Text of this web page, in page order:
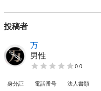
投稿者
万
男性
0.0
身分証 電話番号 法人書類